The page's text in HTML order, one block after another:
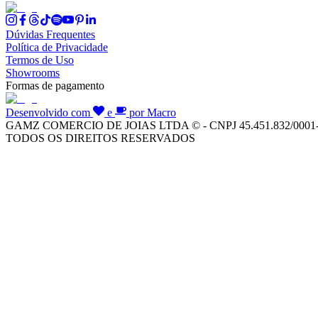
Dúvidas Frequentes
Política de Privacidade
Termos de Uso
Showrooms
Formas de pagamento
Desenvolvido com e
por Macro
GAMZ COMERCIO DE JOIAS LTDA © - CNPJ 45.451.832/
TODOS OS DIREITOS RESERVADOS